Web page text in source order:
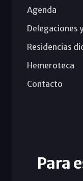
Agenda
Delegaciones
Residencias
Hemeroteca
Contacto
Para